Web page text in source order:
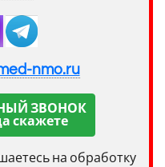
nmo.ru
ЗВОНОК
скажете
на обработку